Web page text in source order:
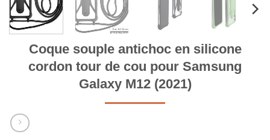
Coque souple antichoc en silicone
cordon tour de cou pour Samsung
Galaxy M12 (2021)